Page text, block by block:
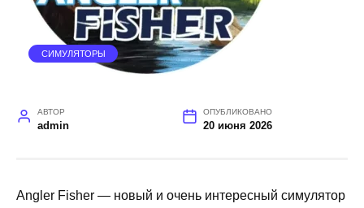
СИМУЛЯТОРЫ
АВТОР
admin
ОПУБЛИКОВАНО
20 июня 2026
Angler Fisher — новый и очень интересный симулятор